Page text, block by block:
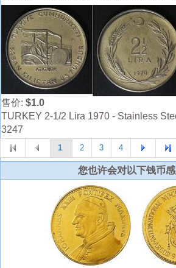
售价: $1.0
TURKEY 2-1/2 Lira 1970 - Stainless
3247
1 2 3 4
您也许会对以下钱币